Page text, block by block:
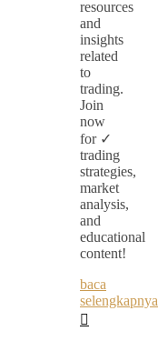
resources
and
insights
related
to
trading.
Join
now
for ✓
trading
strategies,
market
analysis,
and
educational
content!
baca
selengkapnya